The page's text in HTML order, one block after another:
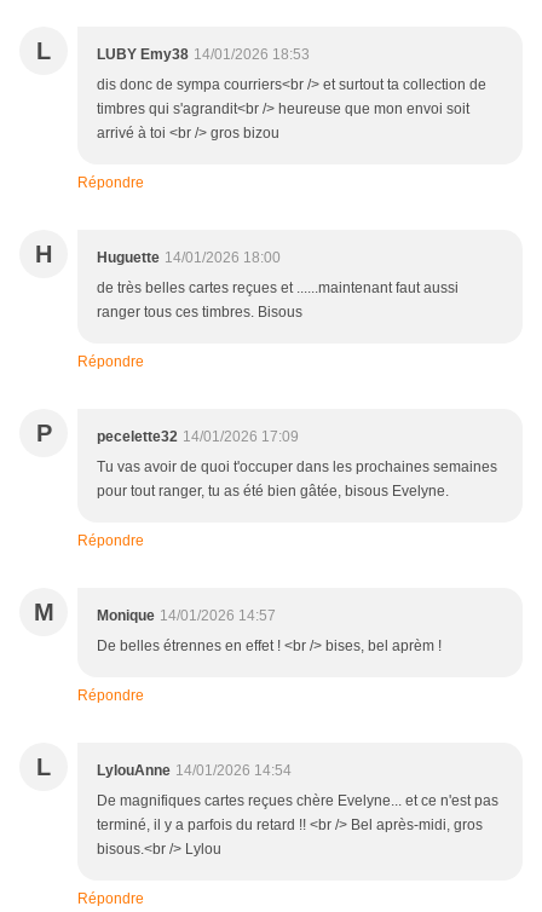
L LUBY Emy38 14/01/2026 18:53
dis donc de sympa courriers<br /> et surtout ta collection de
timbres qui s'agrandit<br /> heureuse que mon envoi soit
arrivé à toi <br /> gros bizou
Répondre
H Huguette 14/01/2026 18:00
de très belles cartes reçues et ......maintenant faut aussi
ranger tous ces timbres. Bisous
Répondre
P pecelette32 14/01/2026 17:09
Tu vas avoir de quoi t'occuper dans les prochaines semaines
pour tout ranger, tu as été bien gâtée, bisous Evelyne.
Répondre
M Monique 14/01/2026 14:57
De belles étrennes en effet ! <br /> bises, bel aprèm !
Répondre
L LylouAnne 14/01/2026 14:54
De magnifiques cartes reçues chère Evelyne... et ce n'est pas
terminé, il y a parfois du retard !! <br /> Bel après-midi, gros
bisous.<br /> Lylou
Répondre